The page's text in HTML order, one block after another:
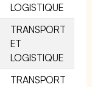
LOGISTIQUE
TRANSPORT
ET
LOGISTIQUE
TRANSPORT